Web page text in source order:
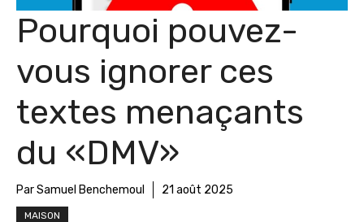
Pourquoi pouvez-
vous ignorer ces
textes menaçants
du «DMV»
Par Samuel Benchemoul 21 août 2025
MAISON